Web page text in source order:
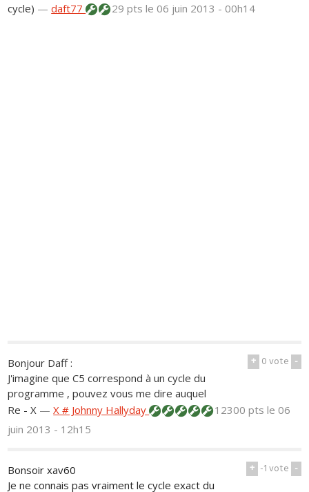
cycle) —daft77 29 ptsle 06 juin 2013 - 00h14
+ 0vote -
Bonjour Daff :
J'imagine que C5 correspond à un cycle du
programme , pouvez vous me dire auquel
Re - X —X # Johnny Hallyday 12300 ptsle 06
juin 2013 - 12h15
+ -1vote -
Bonsoir xav60
Je ne connais pas vraiment le cycle exact du